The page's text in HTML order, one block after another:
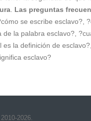
Las preguntas
se escribe esclavo?,
de la palabra esclavo?,
es la definición de
esclavo?
2026.